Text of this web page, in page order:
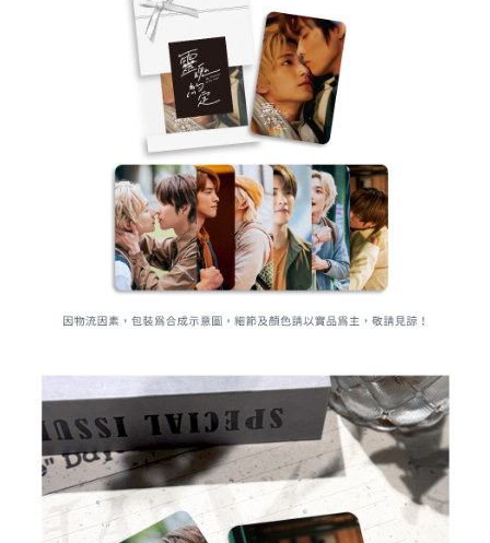
５．嚴禁一人註冊多個帳號或使用他人資訊註冊。若發現惡意使用之情形，
恩沛科技股份有限公司將有權停止該用戶之使用額度並採取法律行動。